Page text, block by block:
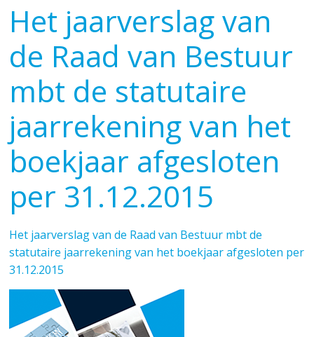
Het jaarverslag van
de Raad van Bestuur
mbt de statutaire
jaarrekening van het
boekjaar afgesloten
per 31.12.2015
Het jaarverslag van de Raad van Bestuur mbt de
statutaire jaarrekening van het boekjaar afgesloten per
31.12.2015